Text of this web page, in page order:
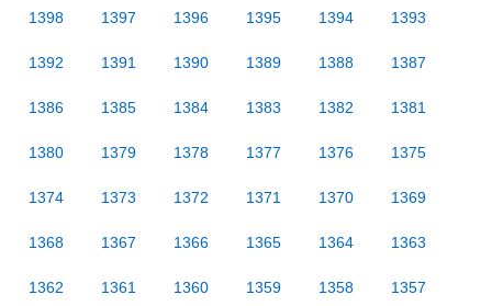
1398 1397 1396 1395 1394 1393
1392 1391 1390 1389 1388 1387
1386 1385 1384 1383 1382 1381
1380 1379 1378 1377 1376 1375
1374 1373 1372 1371 1370 1369
1368 1367 1366 1365 1364 1363
1362 1361 1360 1359 1358 1357